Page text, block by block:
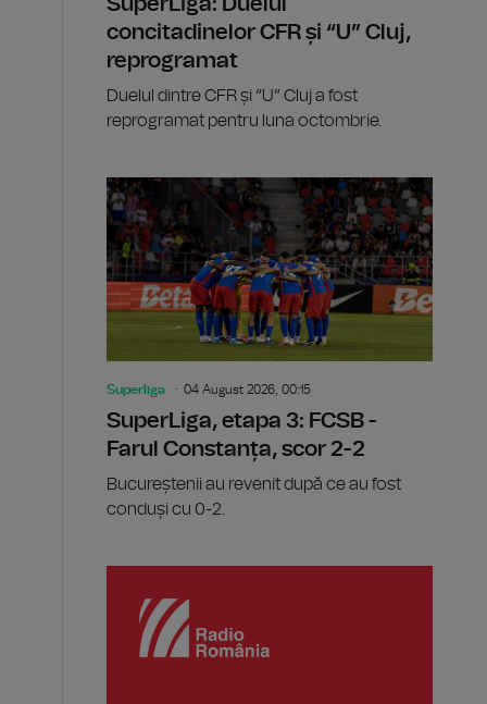
concitadinelor CFR și “U” Cluj,
reprogramat
Duelul dintre CFR și “U” Cluj a fost
reprogramat pentru luna octombrie.
Superliga 04 August 2026, 00:15
SuperLiga, etapa 3: FCSB -
Farul Constanța, scor 2-2
Bucureștenii au revenit după ce au fost
conduși cu 0-2.